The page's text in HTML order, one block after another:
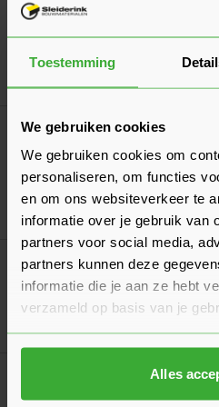
Toestemming
We gebruiken cookies
We gebruiken cookies om
personaliseren, om functies
en om ons websiteverkeer te
informatie over je gebruik van
partners voor social media,
partners kunnen deze
informatie die je aan ze hebt
verzameld op basis van je
Alles
Skantrae
Verkrijgbaar in 3
Skantrae
Zwart
Verkrijgbaar in 2
Nu 12,88 per stuk
Nemef Loopslot
Verkrijgbaar in 3
Skantrae
Verkrijgbaar in 13